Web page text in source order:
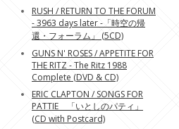
RUSH / RETURN TO THE FORUM
- 3963 days later -「時空の帰
還・フォーラム」 (5CD)
GUNS N' ROSES / APPETITE FOR
THE RITZ - The Ritz 1988
Complete (DVD & CD)
ERIC CLAPTON / SONGS FOR
PATTIE 「いとしのパティ」
(CD with Postcard)